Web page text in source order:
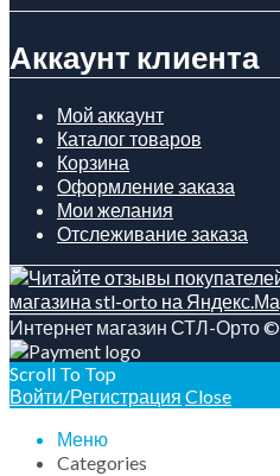
Аккаунт клиента
Мой аккаунт
Каталог товаров
Корзина
Оформление заказа
Мои желания
Отслеживание заказа
Интернет магазин СТЛ-Орто ©
Scroll To Top
Войти/Регистрация Close
Меню
Categories